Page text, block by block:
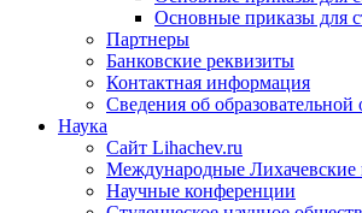
Основные приказы для
Партнеры
Банковские реквизиты
Контактная информация
Сведения об образовательной
Наука
Сайт Lihachev.ru
Международные Лихачевские
Научные конференции